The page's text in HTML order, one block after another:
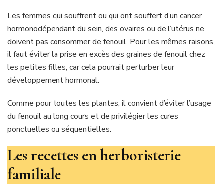
Les femmes qui souffrent ou qui ont souffert d’un cancer
hormonodépendant du sein, des ovaires ou de l’utérus ne
doivent pas consommer de fenouil. Pour les mêmes raisons,
il faut éviter la prise en excès des graines de fenouil chez
les petites filles, car cela pourrait perturber leur
développement hormonal.
Comme pour toutes les plantes, il convient d’éviter l’usage
du fenouil au long cours et de privilégier les cures
ponctuelles ou séquentielles.
Les recettes en herboristerie
familiale